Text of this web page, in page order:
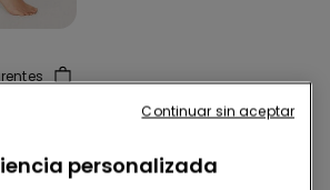
personalizada
Continuar sin aceptar